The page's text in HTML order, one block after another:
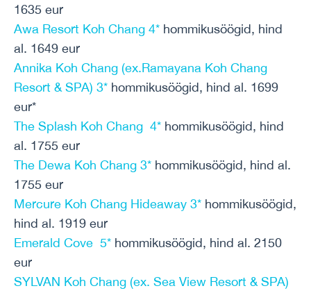
1635 eur
Awa Resort Koh Chang 4* hommikusöögid, hind
al. 1649 eur
Annika Koh Chang (ex.Ramayana Koh Chang
Resort & SPA) 3* hommikusöögid, hind al. 1699
eur*
The Splash Koh Chang 4* hommikusöögid, hind
al. 1755 eur
The Dewa Koh Chang 3* hommikusöögid, hind al.
1755 eur
Mercure Koh Chang Hideaway 3* hommikusöögid,
hind al. 1919 eur
Emerald Cove 5* hommikusöögid, hind al. 2150
eur
SYLVAN Koh Chang (ex. Sea View Resort & SPA)